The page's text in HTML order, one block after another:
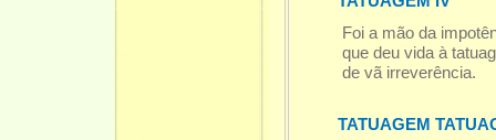
Foi a mão da
que deu vida à
de vã irreverência.
TATUAGEM